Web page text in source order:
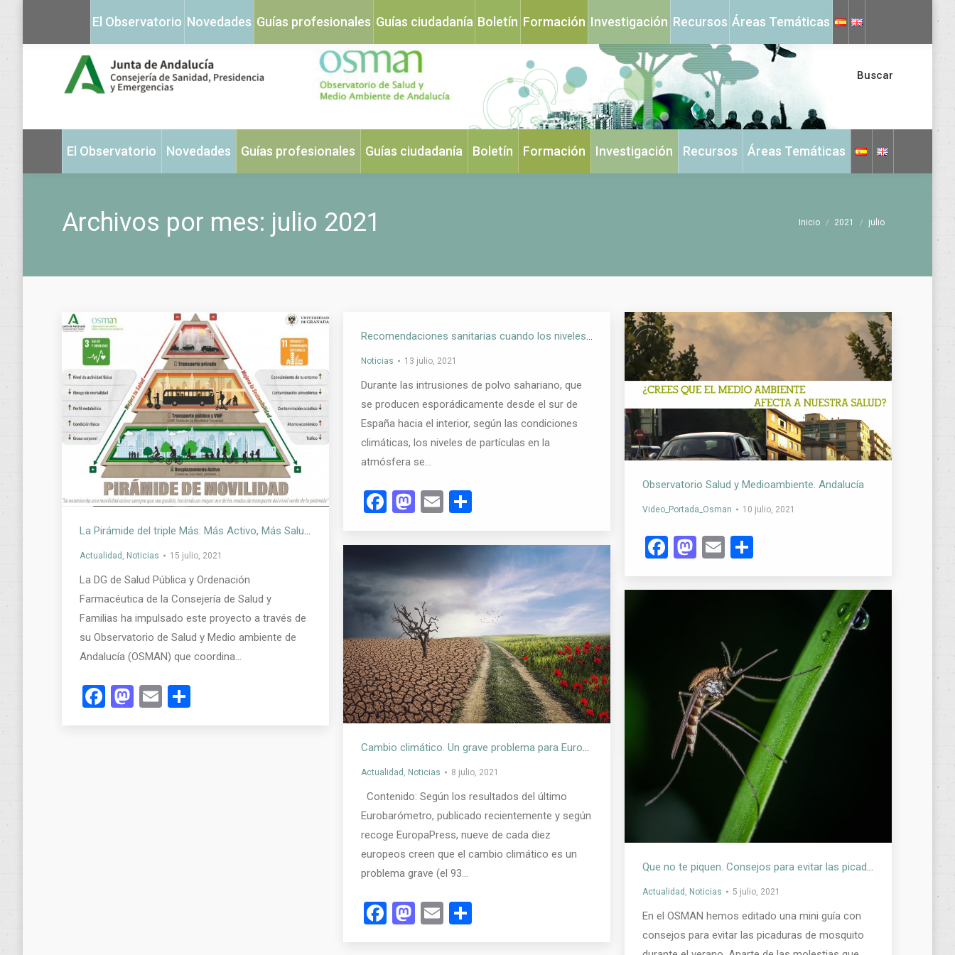
X
Instagram
in
Buscar
El Observatorio Novedades Guías profesionales Guías ciudadanía Boletín Formación Investigación Recursos Áreas Temáticas
Archivos por mes: julio 2021 Estás aquí:
Inicio 2021 julio
La Pirámide del triple Más: Más Activo, Más Saludable, Más Sostenible
Actualidad , Noticias 15 julio, 2021
La DG de Salud Pública y Ordenación
Farmacéutica de la Consejería de Salud y
Familias ha impulsado este proyecto a través de
su Observatorio de Salud y Medio ambiente de
Andalucía (OSMAN) que coordina…
Facebook
Mastodon
Email
Recomendaciones sanitarias cuando los niveles de partículas en el aire son elevados
Noticias 13 julio, 2021
Durante las intrusiones de polvo sahariano, que
se producen esporádicamente desde el sur de
España hacia el interior, según las condiciones
climáticas, los niveles de partículas en la
atmósfera se…
Facebook
Mastodon
Email
Observatorio Salud y Medioambiente. Andalucía
Video_Portada_Osman 10 julio, 2021
Facebook
Mastodon
Email
Cambio climático. Un grave problema para Europa
Actualidad , Noticias 8 julio, 2021
Contenido: Según los resultados del último
Eurobarómetro, publicado recientemente y según
recoge EuropaPress, nueve de cada diez
europeos creen que el cambio climático es un
problema grave (el 93…
Facebook
Mastodon
Email
Actualidad Noticias 5 julio, 2021
En el OSMAN hemos editado una mini guía con
consejos para evitar las picaduras de mosquito
El Observatorio Novedades Guías profesionales Guías ciudadanía Boletín Formación Investigación Recursos Áreas Temáticas